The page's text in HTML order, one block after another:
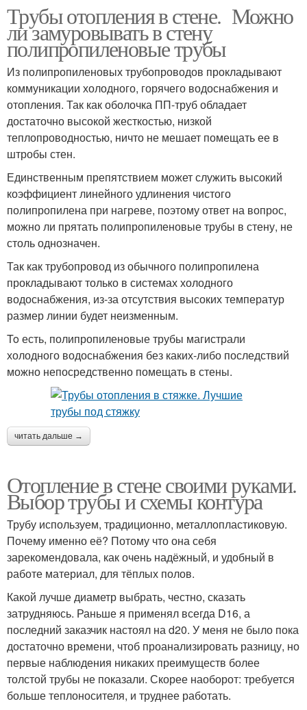
Трубы отопления в стене. Можно
ли замуровывать в стену
полипропиленовые трубы
Из полипропиленовых трубопроводов прокладывают
коммуникации холодного, горячего водоснабжения и
отопления. Так как оболочка ПП-труб обладает
достаточно высокой жесткостью, низкой
теплопроводностью, ничто не мешает помещать ее в
штробы стен.
Единственным препятствием может служить высокий
коэффициент линейного удлинения чистого
полипропилена при нагреве, поэтому ответ на вопрос,
можно ли прятать полипропиленовые трубы в стену, не
столь однозначен.
Так как трубопровод из обычного полипропилена
прокладывают только в системах холодного
водоснабжения, из-за отсутствия высоких температур
размер линии будет неизменным.
To есть, полипропиленовые трубы магистрали
холодного водоснабжения без каких-либо последствий
можно непосредственно помещать в стены.
читать дальше →
Отопление в стене своими руками.
Выбор трубы и схемы контура
Трубу используем, традиционно, металлопластиковую.
Почему именно её? Потому что она себя
зарекомендовала, как очень надёжный, и удобный в
работе материал, для тёплых полов.
Какой лучше диаметр выбрать, честно, сказать
затрудняюсь. Раньше я применял всегда D16, а
последний заказчик настоял на d20. У меня не было пока
достаточно времени, чтоб проанализировать разницу, но
первые наблюдения никаких преимуществ более
толстой трубы не показали. Скорее наоборот: требуется
больше теплоносителя, и труднее работать.